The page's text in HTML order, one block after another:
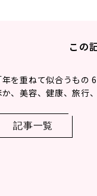
この
年を重ねて似合うも
か、美容、健康、旅行
記事一覧